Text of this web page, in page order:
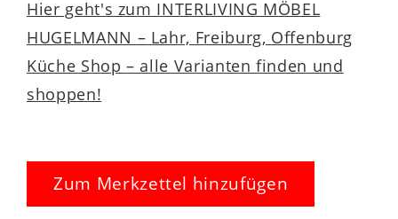
Hier geht's zum INTERLIVING MÖBEL
HUGELMANN – Lahr, Freiburg, Offenburg
Küche Shop – alle Varianten finden und
shoppen!
Zum Merkzettel hinzufügen